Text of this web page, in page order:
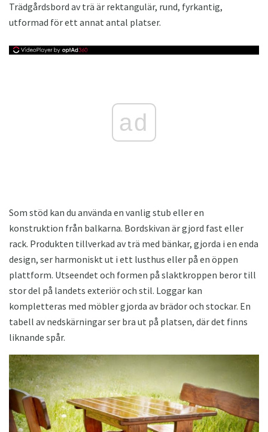
Trädgårdsbord av trä är rektangulär, rund, fyrkantig,
utformad för ett annat antal platser.
ad
Som stöd kan du använda en vanlig stub eller en
konstruktion från balkarna. Bordskivan är gjord fast eller
rack. Produkten tillverkad av trä med bänkar, gjorda i en enda
design, ser harmoniskt ut i ett lusthus eller på en öppen
plattform. Utseendet och formen på slaktkroppen beror till
stor del på landets exteriör och stil. Loggar kan
kompletteras med möbler gjorda av brädor och stockar. En
tabell av nedskärningar ser bra ut på platsen, där det finns
liknande spår.